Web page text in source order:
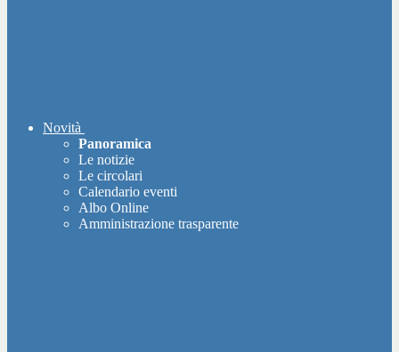
Novità
Panoramica
Le notizie
Le circolari
Calendario eventi
Albo Online
Amministrazione trasparente